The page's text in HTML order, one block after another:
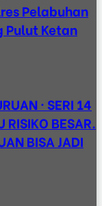
Pelabuhan
Pulut Ketan
· SERI 14
RISIKO BESAR.
BISA JADI